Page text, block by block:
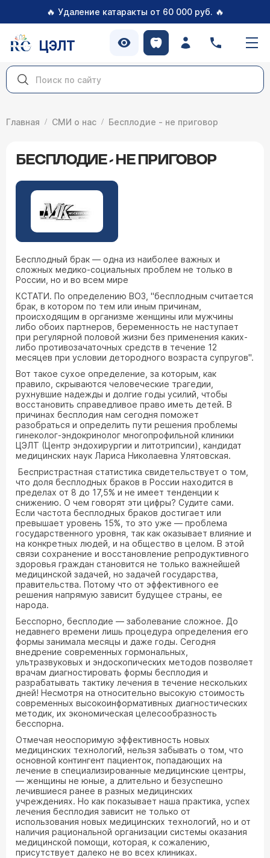
🔥 Удаление катаракты от 60 000 руб. 🔥
ЦЭЛТ
Главная СМИ о нас Бесплодие - не приговор
БЕСПЛОДИЕ - НЕ ПРИГОВОР
Бесплодный брак — одна из наиболее важных и
сложных медико-социальных проблем не только в
России, но и во всем мире
КСТАТИ. По определению ВОЗ, "бесплодным считается
брак, в котором по тем или иным причинам,
происходящим в организме женщины или мужчины
либо обоих партнеров, беременность не наступает
при регулярной половой жизни без применения каких-
либо противозачаточных средств в течение 12
месяцев при условии детородного возраста супругов".
Вот такое сухое определение, за которым, как
правило, скрываются человеческие трагедии,
рухнувшие надежды и долгие годы усилий, чтобы
восстановить справедливое право иметь детей. В
причинах бесплодия нам сегодня поможет
разобраться и определить пути решения проблемы
гинеколог-эндокринолог многопрофильной клиники
ЦЭЛТ (Центр эндохирургии и литотрипсии), кандидат
медицинских наук Лариса Николаевна Улятовская.
Беспристрастная статистика свидетельствует о том,
что доля бесплодных браков в России находится в
пределах от 8 до 17,5% и не имеет тенденции к
снижению. О чем говорят эти цифры? Судите сами.
Если частота бесплодных браков достигает или
превышает уровень 15%, то это уже — проблема
государственного уровня, так как оказывает влияние и
на конкретных людей, и на общество в целом. В этой
связи сохранение и восстановление репродуктивного
здоровья граждан становится не только важнейшей
медицинской задачей, но задачей государства,
правительства. Потому что от эффективного ее
решения напрямую зависит будущее страны, ее
народа.
Бесспорно, бесплодие — заболевание сложное. До
недавнего времени лишь процедура определения его
формы занимала месяцы и даже годы. Сегодня
внедрение современных гормональных,
ультразвуковых и эндоскопических методов позволяет
врачам диагностировать формы бесплодия и
разрабатывать тактику лечения в течение нескольких
дней! Несмотря на относительно высокую стоимость
современных высокоинформативных диагностических
методик, их экономическая целесообразность
бесспорна.
Отмечая неоспоримую эффективность новых
медицинских технологий, нельзя забывать о том, что
основной контингент пациенток, попадающих на
лечение в специализированные медицинские центры,
— женщины не юные, а длительно и безуспешно
лечившиеся ранее в разных медицинских
учреждениях. Но как показывает наша практика, успех
лечения бесплодия зависит не только от
использования новых медицинских технологий, но и от
наличия рациональной организации системы оказания
медицинской помощи, которая, к сожалению,
присутствует далеко не во всех клиниках.